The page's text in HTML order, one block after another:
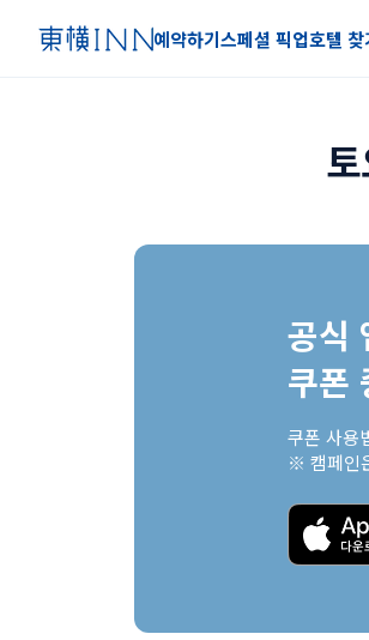
예약하기스페셜 픽업호텔 찾
공식
쿠폰
쿠폰 사용
※ 캠페인